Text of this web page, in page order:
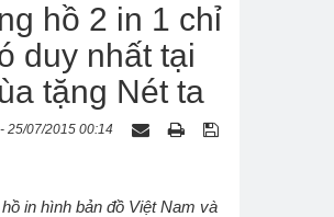
hồ 2 in 1 chỉ
duy nhất tại
tặng Nét ta
25/07/2015 00:14
in hình bản đồ Việt Nam và